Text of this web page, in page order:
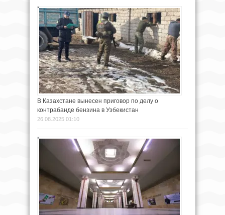
В Казахстане вынесен приговор по делу о
контрабанде бензина в Узбекистан
26.08.2025 01:10